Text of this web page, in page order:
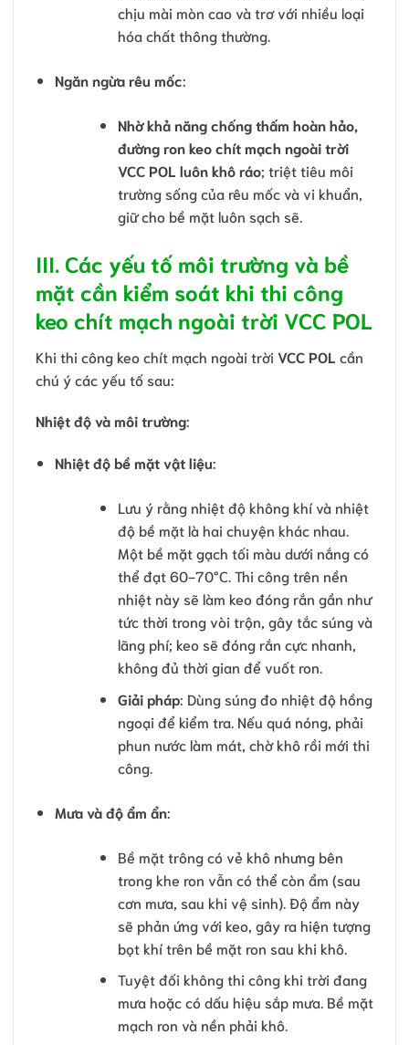
chịu mài mòn cao và trơ với nhiều loại
hóa chất thông thường.
Ngăn ngừa rêu mốc:
Nhờ khả năng chống thấm hoàn hảo,
đường ron keo chít mạch ngoài trời
VCC POL luôn khô ráo; triệt tiêu môi
trường sống của rêu mốc và vi khuẩn,
giữ cho bề mặt luôn sạch sẽ.
III. Các yếu tố môi trường và bề
mặt cần kiểm soát khi thi công
keo chít mạch ngoài trời VCC POL
Khi thi công keo chít mạch ngoài trời VCC POL cần
chú ý các yếu tố sau:
Nhiệt độ và môi trường:
Nhiệt độ bề mặt vật liệu:
Lưu ý rằng nhiệt độ không khí và nhiệt
độ bề mặt là hai chuyện khác nhau.
Một bề mặt gạch tối màu dưới nắng có
thể đạt 60-70°C. Thi công trên nền
nhiệt này sẽ làm keo đóng rắn gần như
tức thời trong vòi trộn, gây tắc súng và
lãng phí; keo sẽ đóng rắn cực nhanh,
không đủ thời gian để vuốt ron.
Giải pháp: Dùng súng đo nhiệt độ hồng
ngoại để kiểm tra. Nếu quá nóng, phải
phun nước làm mát, chờ khô rồi mới thi
công.
Mưa và độ ẩm ẩn:
Bề mặt trông có vẻ khô nhưng bên
trong khe ron vẫn có thể còn ẩm (sau
cơn mưa, sau khi vệ sinh). Độ ẩm này
sẽ phản ứng với keo, gây ra hiện tượng
bọt khí trên bề mặt ron sau khi khô.
Tuyệt đối không thi công khi trời đang
mưa hoặc có dấu hiệu sắp mưa. Bề mặt
mạch ron và nền phải khô.